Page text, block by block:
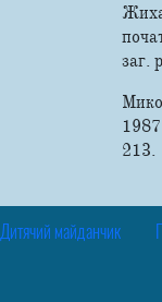
заг.
213.
Дитячий майданчик